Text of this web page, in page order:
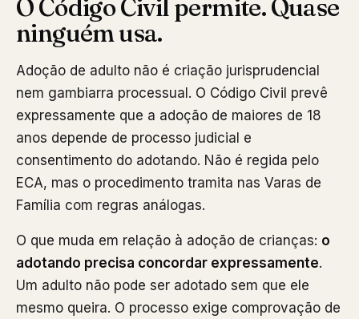
O Código Civil permite. Quase
ninguém usa.
Adoção de adulto não é criação jurisprudencial
nem gambiarra processual. O Código Civil prevê
expressamente que a adoção de maiores de 18
anos depende de processo judicial e
consentimento do adotando. Não é regida pelo
ECA, mas o procedimento tramita nas Varas de
Família com regras análogas.
O que muda em relação à adoção de crianças: o
adotando precisa concordar expressamente.
Um adulto não pode ser adotado sem que ele
mesmo queira. O processo exige comprovação de